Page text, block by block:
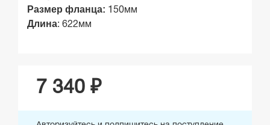
Размер фланца: 150мм
Длина: 622мм
7 340 ₽